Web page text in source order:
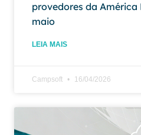
provedores da
maio
LEIA MAIS
Campsoft 16/04/2026